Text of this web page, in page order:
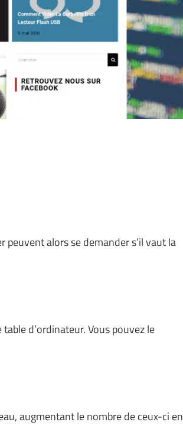
peuvent alors se demander s’il vaut la
d’ordinateur. Vous pouvez le
augmentant le nombre de ceux-ci en